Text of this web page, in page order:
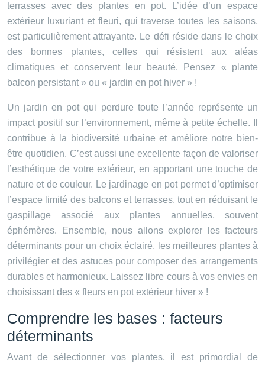
terrasses avec des plantes en pot. L’idée d’un espace
extérieur luxuriant et fleuri, qui traverse toutes les saisons,
est particulièrement attrayante. Le défi réside dans le choix
des bonnes plantes, celles qui résistent aux aléas
climatiques et conservent leur beauté. Pensez « plante
balcon persistant » ou « jardin en pot hiver » !
Un jardin en pot qui perdure toute l’année représente un
impact positif sur l’environnement, même à petite échelle. Il
contribue à la biodiversité urbaine et améliore notre bien-
être quotidien. C’est aussi une excellente façon de valoriser
l’esthétique de votre extérieur, en apportant une touche de
nature et de couleur. Le jardinage en pot permet d’optimiser
l’espace limité des balcons et terrasses, tout en réduisant le
gaspillage associé aux plantes annuelles, souvent
éphémères. Ensemble, nous allons explorer les facteurs
déterminants pour un choix éclairé, les meilleures plantes à
privilégier et des astuces pour composer des arrangements
durables et harmonieux. Laissez libre cours à vos envies en
choisissant des « fleurs en pot extérieur hiver » !
Comprendre les bases : facteurs
déterminants
Avant de sélectionner vos plantes, il est primordial de